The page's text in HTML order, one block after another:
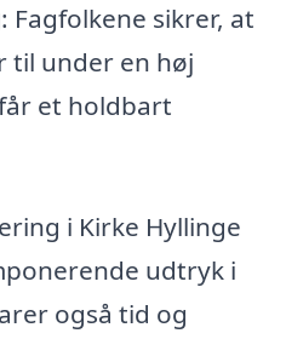
: Fagfolkene sikrer, at
til under en høj
et holdbart
i Kirke Hyllinge
udtryk i
også tid og